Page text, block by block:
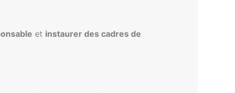
et instaurer des cadres de